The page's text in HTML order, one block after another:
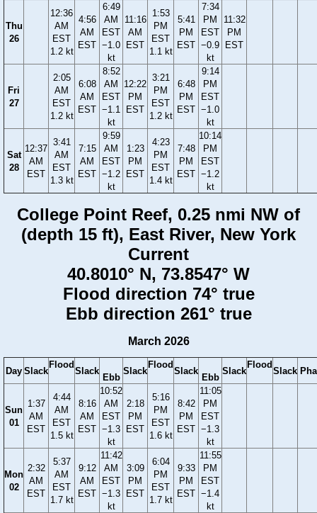
Thu
26
12:36
AM
EST
1.2 kt
4:56
AM
EST
6:49
AM
EST
−1.0
kt
11:16
AM
EST
1:53
PM
EST
1.1 kt
5:41
PM
EST
7:34
PM
EST
−0.9
kt
11:32
PM
EST
Fri
27
2:05
AM
EST
1.2 kt
6:08
AM
EST
8:52
AM
EST
−1.1
kt
12:22
PM
EST
3:21
PM
EST
1.2 kt
6:48
PM
EST
9:14
PM
EST
−1.0
kt
Sat
28
12:37
AM
EST
3:41
AM
EST
1.3 kt
7:15
AM
EST
9:59
AM
EST
−1.2
kt
1:23
PM
EST
4:23
PM
EST
1.4 kt
7:48
PM
EST
10:14
PM
EST
−1.2
kt
College Point Reef, 0.25 nmi NW of
(depth 15 ft), East River, New York
Current
40.8010° N, 73.8547° W
Flood direction 74° true
Ebb direction 261° true
March 2026
Day Slack
Flood
Slack
Ebb
Slack
Flood
Slack
Ebb
Slack
Flood
Slack
Sun
01
1:37
AM
EST
4:44
AM
EST
1.5 kt
8:16
AM
EST
10:52
AM
EST
−1.3
kt
2:18
PM
EST
5:16
PM
EST
1.6 kt
8:42
PM
EST
11:05
PM
EST
−1.3
kt
Mon
02
2:32
AM
EST
5:37
AM
EST
1.7 kt
9:12
AM
EST
11:42
AM
EST
−1.3
kt
3:09
PM
EST
6:04
PM
EST
1.7 kt
9:33
PM
EST
11:55
PM
EST
−1.4
kt